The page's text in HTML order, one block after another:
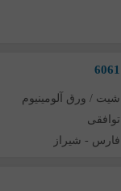
شیت / ورق آلومینیوم
توافقی
فارس - شیراز